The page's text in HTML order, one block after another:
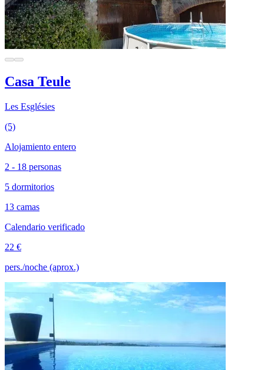
Casa Teule
Les Esglésies
(5)
Alojamiento entero
2 - 18 personas
5 dormitorios
13 camas
Calendario verificado
22 €
pers./noche (aprox.)